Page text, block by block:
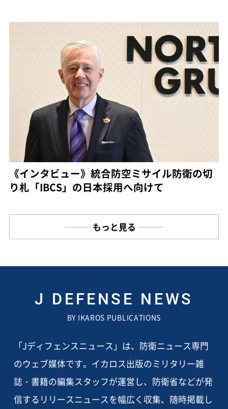
《インタビュー》統合防空ミサイル防衛の切
り札「IBCS」の日本採用へ向けて
もっと見る
J DEFENSE NEWS
BY IKAROS PUBLICATIONS
「Jディフェンスニュース」は、防衛ニュース専門
のウェブ媒体です。イカロス出版のミリタリー雑
誌・書籍の編集スタッフが運営し、防衛省などが発
信するリリースニュースを幅広く収集、随時掲載し